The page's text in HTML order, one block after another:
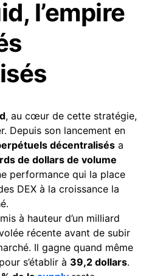
l’empire
, au cœur de cette stratégie,
Depuis son lancement en
décentralisés a
de dollars de volume
performance qui la place
DEX à la croissance la
à hauteur d’un milliard
récente avant de subir
Il gagne quand même
s’établir à 39,2 dollars.